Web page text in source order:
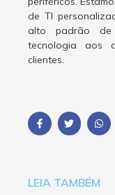
de TI
alto padrão de
tecnologia aos
clientes.
LEIA TAMBÉM